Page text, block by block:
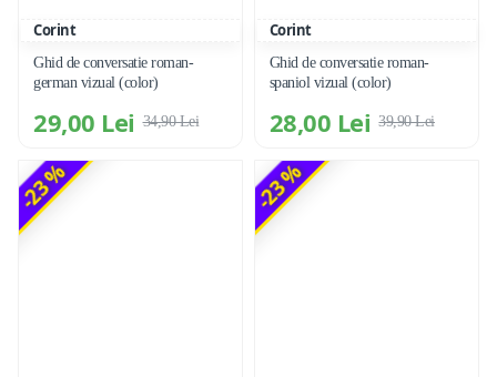
Corint
Ghid de conversatie roman-
german vizual (color)
29,00 Lei 34,90 Lei
Corint
Ghid de conversatie roman-
spaniol vizual (color)
28,00 Lei 39,90 Lei
-23 % -23 %